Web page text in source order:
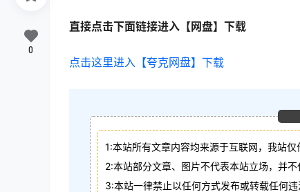
直接点击下面链接进入【网盘】下载
点击这里进入【夸克网盘】下载
1:本站所有文章内容均来源于互联网，我站
2:本站部分文章、图片不代表本站立场，并
3:本站一律禁止以任何方式发布或转载任何
0